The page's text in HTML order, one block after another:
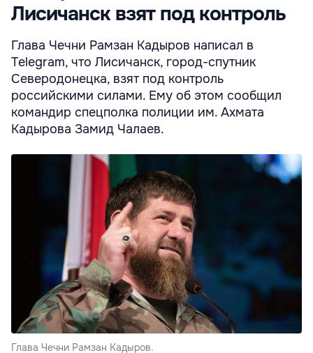
Лисичанск взят под контроль
Глава Чечни Рамзан Кадыров написал в
Telegram, что Лисичанск, город-спутник
Северодонецка, взят под контроль
российскими силами. Ему об этом сообщил
командир спецполка полиции им. Ахмата
Кадырова Замид Чалаев.
Глава Чечни Рамзан Кадыров.